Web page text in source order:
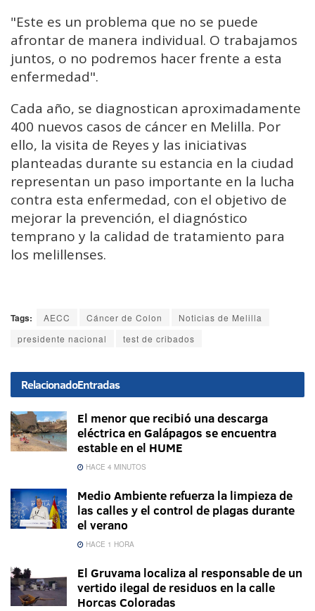
"Este es un problema que no se puede
afrontar de manera individual. O trabajamos
juntos, o no podremos hacer frente a esta
enfermedad".
Cada año, se diagnostican aproximadamente
400 nuevos casos de cáncer en Melilla. Por
ello, la visita de Reyes y las iniciativas
planteadas durante su estancia en la ciudad
representan un paso importante en la lucha
contra esta enfermedad, con el objetivo de
mejorar la prevención, el diagnóstico
temprano y la calidad de tratamiento para
los melillenses.
Tags: AECC Cáncer de Colon
Noticias de Melilla
presidente nacional
test de cribados
RelacionadoEntradas
El menor que recibió una descarga
eléctrica en Galápagos se encuentra
estable en el HUME
HACE 4 MINUTOS
Medio Ambiente refuerza la limpieza de
las calles y el control de plagas durante
el verano
HACE 1 HORA
El Gruvama localiza al responsable de un
vertido ilegal de residuos en la calle
Horcas Coloradas